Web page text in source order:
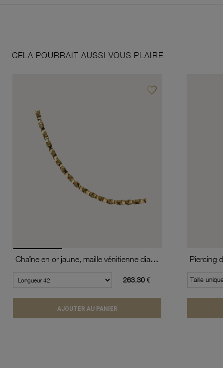
CELA POURRAIT AUSSI VOUS PLAIRE
favorite_borderAjouter à vos favoris
Chaîne en or jaune, maille vénitienne diamantée et torsadée
263.30 €
AJOUTER AU PANIER
Piercing
Taille